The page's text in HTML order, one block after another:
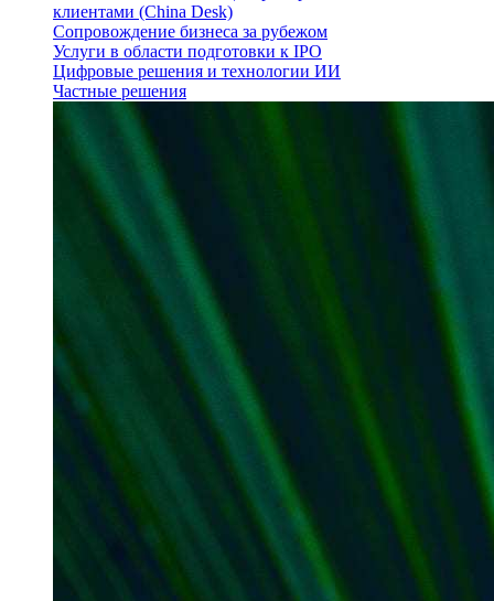
клиентами (China Desk)
Сопровождение бизнеса за рубежом
Услуги в области подготовки к IPO
Цифровые решения и технологии ИИ
Частные решения